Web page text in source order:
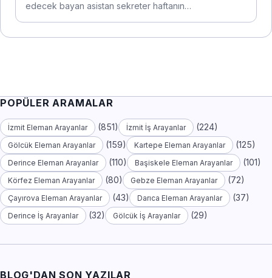
edecek bayan asistan sekreter haftanın…
POPÜLER ARAMALAR
İzmit Eleman Arayanlar (851) İzmit İş Arayanlar (224)
Gölcük Eleman Arayanlar (159) Kartepe Eleman Arayanlar (125)
Derince Eleman Arayanlar (110) Başiskele Eleman Arayanlar (101)
Körfez Eleman Arayanlar (80) Gebze Eleman Arayanlar (72)
Çayırova Eleman Arayanlar (43) Darıca Eleman Arayanlar (37)
Derince İş Arayanlar (32) Gölcük İş Arayanlar (29)
BLOG'DAN SON YAZILAR